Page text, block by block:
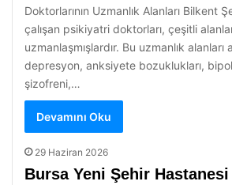
Doktorlarının Uzmanlık Alanları Bilkent
çalışan psikiyatri doktorları, çeşitli
uzmanlaşmışlardır. Bu uzmanlık alanları
depresyon, anksiyete bozuklukları,
şizofreni,…
Devamını Oku
29 Haziran 2026
Bursa Yeni Şehir